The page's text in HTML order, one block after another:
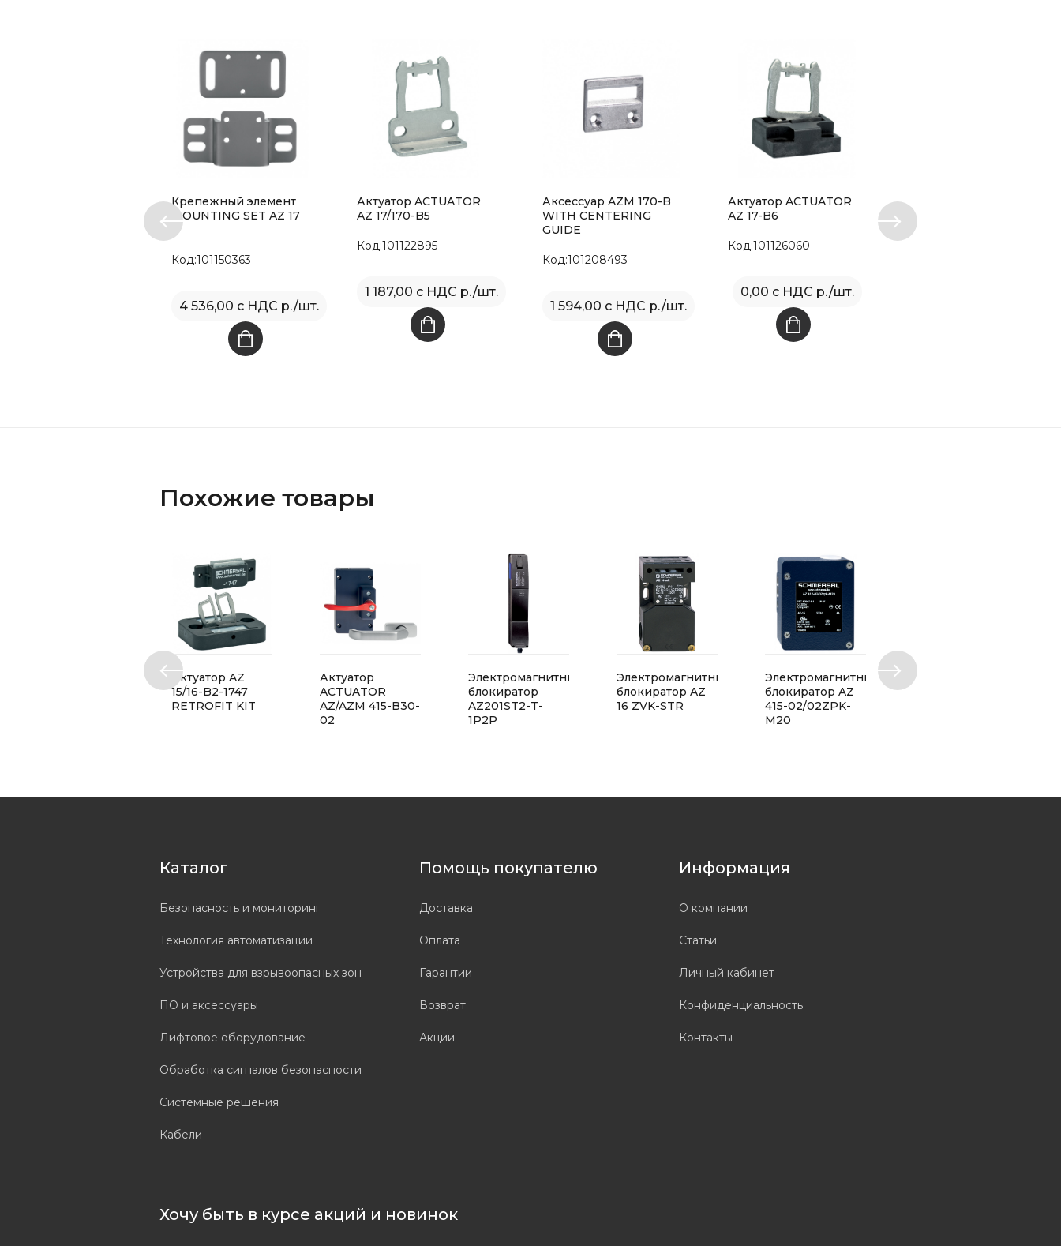
Крепежный элемент
MOUNTING SET AZ 17
Код:101150363
4 536,00 с НДС р./шт.
Актуатор ACTUATOR
AZ 17/170-B5
Код:101122895
1 187,00 с НДС р./шт.
Аксессуар AZM 170-B
WITH CENTERING
GUIDE
Код:101208493
1 594,00 с НДС р./шт.
Актуатор ACTUATOR
AZ 17-B6
Код:101126060
0,00 с НДС р./шт.
AZ 17/170-B1
Похожие товары
Актуатор AZ
15/16-B2-1747
RETROFIT KIT
Актуатор
ACTUATOR
AZ/AZM 415-B30-
02
Электромагнитный
блокиратор
AZ201ST2-T-
1P2P
Электромагнитный
блокиратор AZ
16 ZVK-STR
Электромагнитный
блокиратор AZ
415-02/02ZPK-
M20
Актуатор TZ/CO
Каталог
Безопасность и мониторинг
Технология автоматизации
Устройства для взрывоопасных зон
ПО и аксессуары
Лифтовое оборудование
Обработка сигналов безопасности
Системные решения
Кабели
Помощь покупателю
Доставка
Оплата
Гарантии
Возврат
Акции
Информация
О компании
Статьи
Личный кабинет
Конфиденциальность
Контакты
Хочу быть в курсе акций и новинок